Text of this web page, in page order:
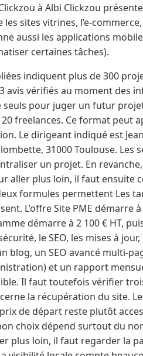
à Albi Clickzou
sites vitrines, l’e-
aussi les applications
certaines tâches).
indiquent plus de 300
avis vérifiés au moment des
pour juger un futur
20 freelances. Ce format peut
Le dirigeant indiqué est
31000 Toulouse. Les
un projet. En
aller plus loin, il faut ensuite
formules permettent Les
L’offre Site PME démarre
démarre à 2 100 € HT,
le SEO, les mises à
blog, un SEO avancé multi-
et un rapport
Il faut toutefois vérifier
la récupération du site.
de départ reste plutôt
choix dépend surtout du
plus loin, il faut regarder la